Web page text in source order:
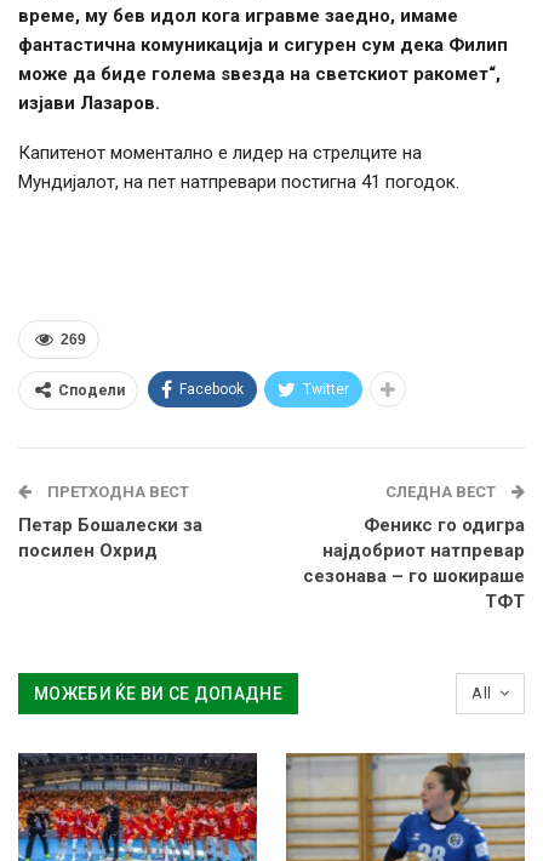
време, му бев идол кога игравме заедно, имаме
фантастична комуникација и сигурен сум дека Филип
може да биде голема ѕвезда на светскиот ракомет“,
изјави Лазаров.
Капитенот моментално е лидер на стрелците на
Мундијалот, на пет натпревари постигна 41 погодок.
269
Сподели Facebook Twitter
ПРЕТХОДНА ВЕСТ
Петар Бошалески за
посилен Охрид
СЛЕДНА ВЕСТ
Феникс го одигра
најдобриот натпревар
сезонава – го шокираше
ТФТ
All
МОЖЕБИ ЌЕ ВИ СЕ ДОПАДНЕ